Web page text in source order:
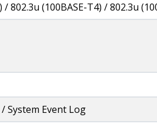
/ 802.3u (100BASE-T4) / 802.3u
System Event Log